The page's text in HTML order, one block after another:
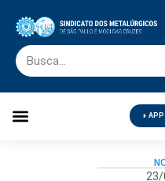
APP